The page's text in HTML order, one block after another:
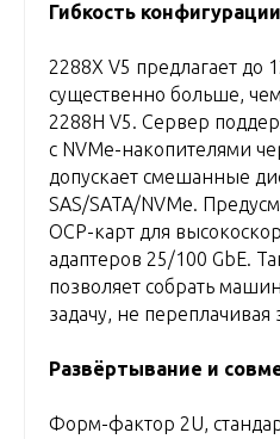
Гибкость конфигурации
2288X V5 предлагает до
существенно больше,
2288H V5. Сервер
с NVMe-накопителями
допускает смешанные
SAS/SATA/NVMe.
OCP-карт для
адаптеров 25/100 GbE.
позволяет собрать
задачу, не
Развёртывание и
Форм-фактор 2U,